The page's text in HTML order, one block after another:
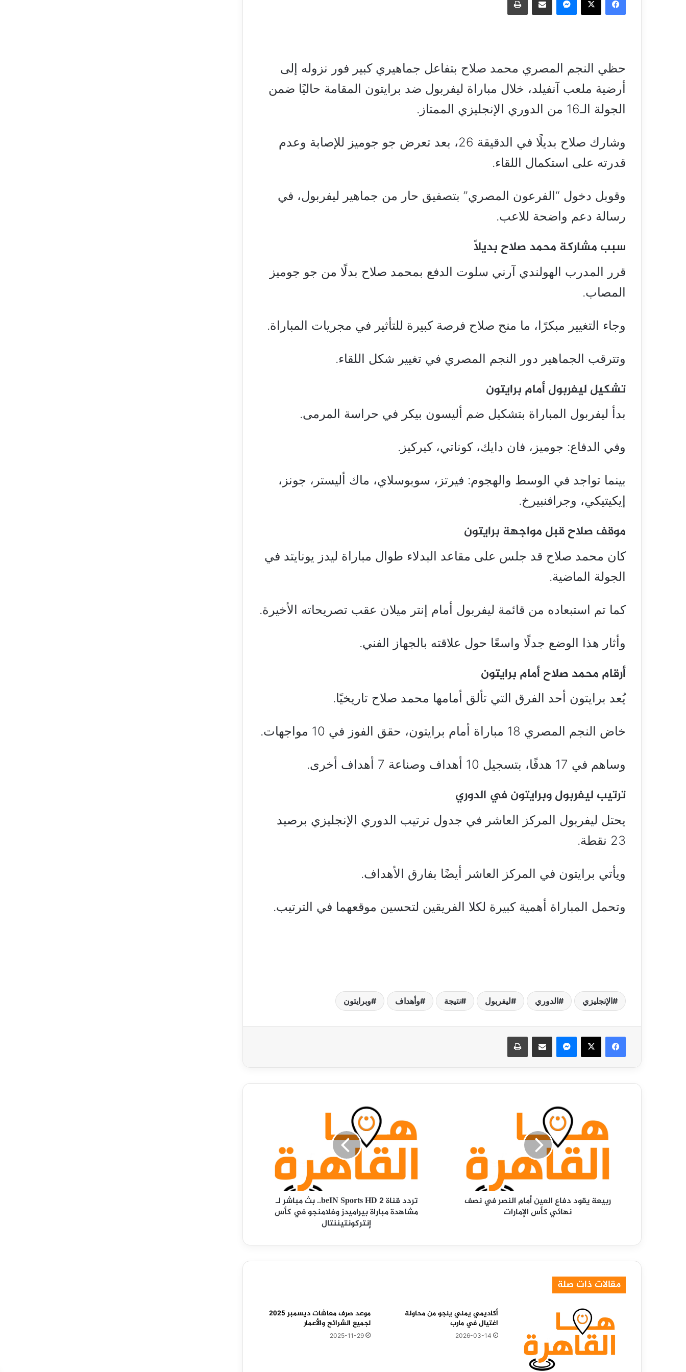
حظي النجم المصري محمد صلاح بتفاعل جماهيري كبير فور نزوله إلى
أرضية ملعب آنفيلد، خلال مباراة ليفربول ضد برايتون المقامة حاليًا ضمن
الجولة الـ16 من الدوري الإنجليزي الممتاز.
وشارك صلاح بديلًا في الدقيقة 26، بعد تعرض جو جوميز للإصابة وعدم
قدرته على استكمال اللقاء.
وقوبل دخول “الفرعون المصري” بتصفيق حار من جماهير ليفربول، في
رسالة دعم واضحة للاعب.
سبب مشاركة محمد صلاح بديلًا
قرر المدرب الهولندي آرني سلوت الدفع بمحمد صلاح بدلًا من جو جوميز
المصاب.
وجاء التغيير مبكرًا، ما منح صلاح فرصة كبيرة للتأثير في مجريات المباراة.
وتترقب الجماهير دور النجم المصري في تغيير شكل اللقاء.
تشكيل ليفربول أمام برايتون
بدأ ليفربول المباراة بتشكيل ضم أليسون بيكر في حراسة المرمى.
وفي الدفاع: جوميز، فان دايك، كوناتي، كيركيز.
بينما تواجد في الوسط والهجوم: فيرتز، سوبوسلاي، ماك أليستر، جونز،
إيكيتيكي، وجرافنبيرخ.
موقف صلاح قبل مواجهة برايتون
كان محمد صلاح قد جلس على مقاعد البدلاء طوال مباراة ليدز يونايتد في
الجولة الماضية.
كما تم استبعاده من قائمة ليفربول أمام إنتر ميلان عقب تصريحاته الأخيرة.
وأثار هذا الوضع جدلًا واسعًا حول علاقته بالجهاز الفني.
أرقام محمد صلاح أمام برايتون
يُعد برايتون أحد الفرق التي تألق أمامها محمد صلاح تاريخيًا.
خاض النجم المصري 18 مباراة أمام برايتون، حقق الفوز في 10 مواجهات.
وساهم في 17 هدفًا، بتسجيل 10 أهداف وصناعة 7 أهداف أخرى.
ترتيب ليفربول وبرايتون في الدوري
يحتل ليفربول المركز العاشر في جدول ترتيب الدوري الإنجليزي برصيد
23 نقطة.
ويأتي برايتون في المركز العاشر أيضًا بفارق الأهداف.
وتحمل المباراة أهمية كبيرة لكلا الفريقين لتحسين موقعهما في الترتيب.
الإنجليزي الدوري ليفربول نتيجة وأهداف وبرايتون
فيسبوك ‫X ماسنجر مشاركة عبر البريد طباعة
ربيعة يقود دفاع العين أمام النصر في نصف
نهائي كأس الإمارات
Sports
مشاهدة
تردد قناة beIN Sports HD 2.. بث مباشر لـ
مشاهدة مباراة بيراميدز وفلامنجو في كأس
إنتركونتيننتال
مقالات ذات صلة
أكاديمي يمني ينجو من محاولة
اغتيال في مارب
2026-03-14
موعد صرف معاشات ديسمبر 2025
لجميع الشرائح والأعمار
2025-11-29